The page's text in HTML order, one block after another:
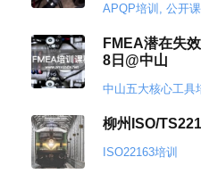
APQP培训 公开
FMEA潜在失
8日@中山
中山五大核心工具
柳州ISO/
ISO22163培训